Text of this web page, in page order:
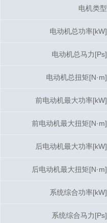
电机类型
电动机总功率[kW]
电动机总马力[Ps]
电动机总扭矩[N·m]
前电动机最大功率[kW]
前电动机最大扭矩[N·m]
后电动机最大功率[kW]
后电动机最大扭矩[N·m]
系统综合功率[kW]
系统综合马力[Ps]
电机类型
电动机总功率[kW]
电动机总马力[Ps]
电动机总扭矩[N·m]
前电动机最大功率[kW]
前电动机最大扭矩[N·m]
后电动机最大功率[kW]
后电动机最大扭矩[N·m]
系统综合功率[kW]
系统综合马力[Ps]